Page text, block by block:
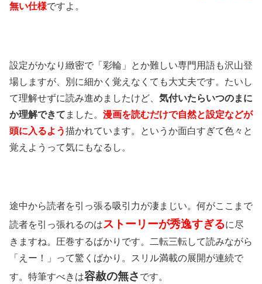
無い仕様ですよ。
設定がかなり緻密で「彩輪」とか難しい専門用語も沢山登
場しますが、別に細かく覚えなくても大丈夫です。たいし
て理解せずに読み進めましたけど、 気付いたらいつのまに
か理解できて ました。 漫画を読むだけで自然と設定などが
頭に入るよう描かれています。というか面白すぎて色々と
覚えようって気にもなるし。
途中から読者を引っ張る吸引力が凄まじい。何がここまで
読者を引っ張れるのはストーリーが秀逸すぎるに尽
きますね。圧巻するばかりです。二転三転して読みながら
「えー！」って驚くばかり。スリル満載の展開が連続で
す。特筆すべきは容赦の無さ です。